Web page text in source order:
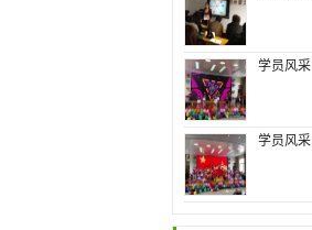
学员风采
学员风采